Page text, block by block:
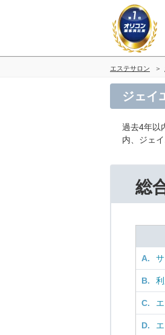
エステサロン
ジェイ
過去4年以
内、ジェ
総
A.
B.
C.
D.